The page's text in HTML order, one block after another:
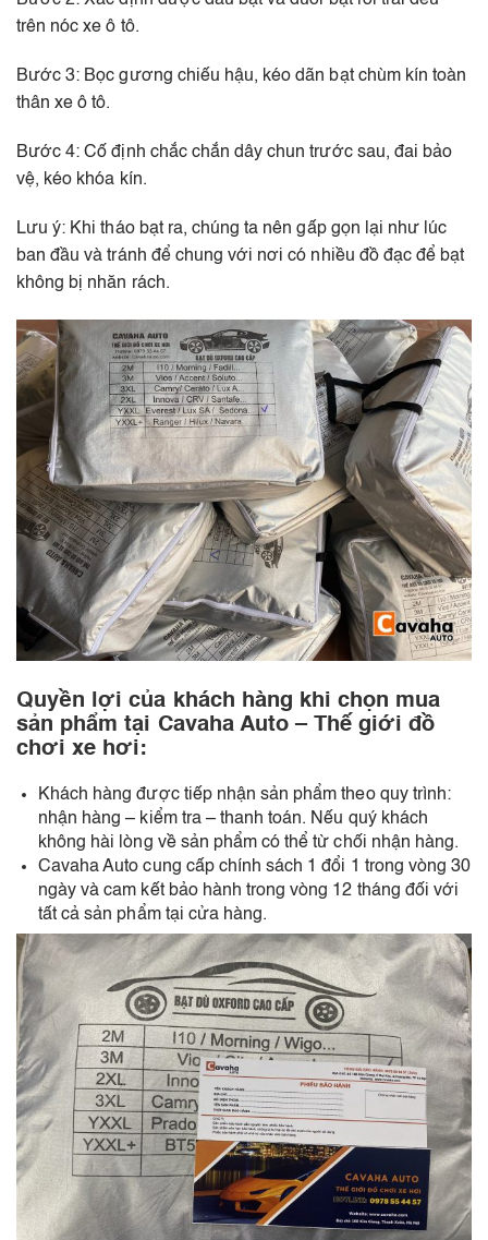
trên nóc xe ô tô.
Bước 3: Bọc gương chiếu hậu, kéo dãn bạt chùm kín toàn
thân xe ô tô.
Bước 4: Cố định chắc chắn dây chun trước sau, đai bảo
vệ, kéo khóa kín.
Lưu ý: Khi tháo bạt ra, chúng ta nên gấp gọn lại như lúc
ban đầu và tránh để chung với nơi có nhiều đồ đạc để bạt
không bị nhăn rách.
Quyền lợi của khách hàng khi chọn mua
sản phẩm tại Cavaha Auto – Thế giới đồ
chơi xe hơi:
Khách hàng được tiếp nhận sản phẩm theo quy trình:
nhận hàng – kiểm tra – thanh toán. Nếu quý khách
không hài lòng về sản phẩm có thể từ chối nhận hàng.
Cavaha Auto cung cấp chính sách 1 đổi 1 trong vòng 30
ngày và cam kết bảo hành trong vòng 12 tháng đối với
tất cả sản phẩm tại cửa hàng.